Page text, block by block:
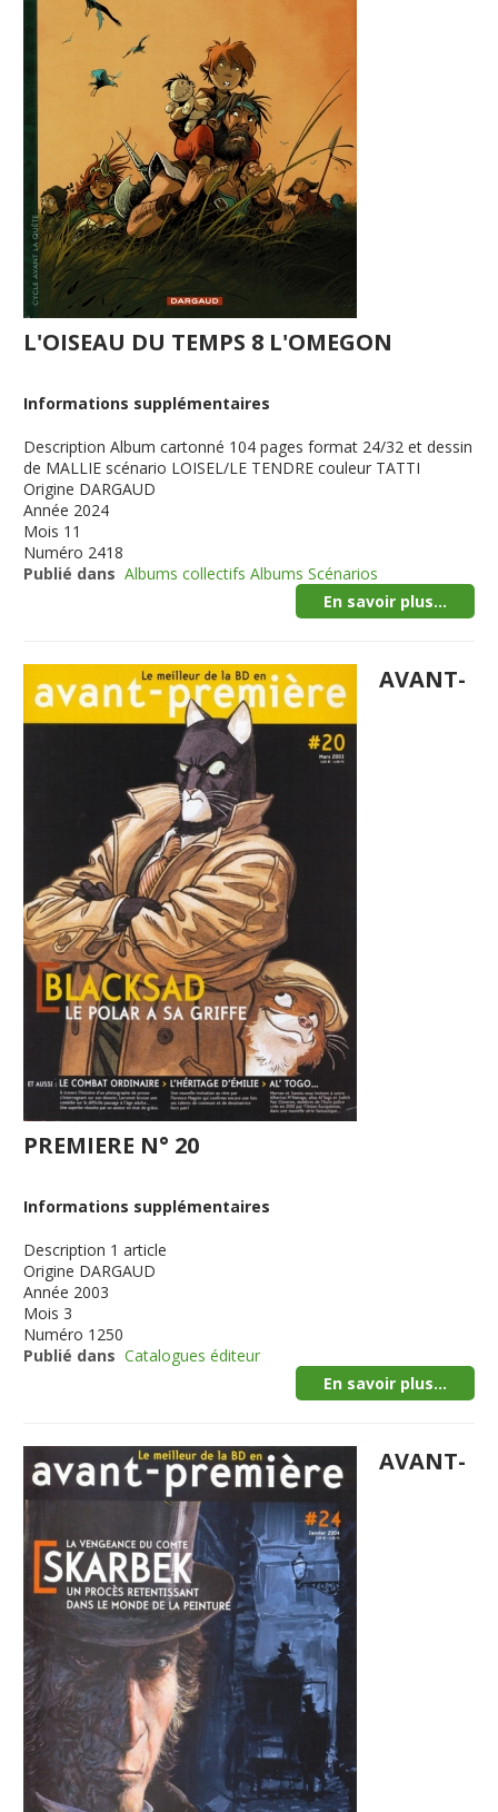
L'OISEAU DU TEMPS 8 L'OMEGON
Informations supplémentaires
Description Album cartonné 104 pages format 24/32 et dessin
de MALLIE scénario LOISEL/LE TENDRE couleur TATTI
Origine DARGAUD
Année 2024
Mois 11
Numéro 2418
Publié dans Albums collectifs Albums Scénarios
En savoir plus...
AVANT-
PREMIERE N° 20
Informations supplémentaires
Description 1 article
Origine DARGAUD
Année 2003
Mois 3
Numéro 1250
Publié dans Catalogues éditeur
En savoir plus...
AVANT-